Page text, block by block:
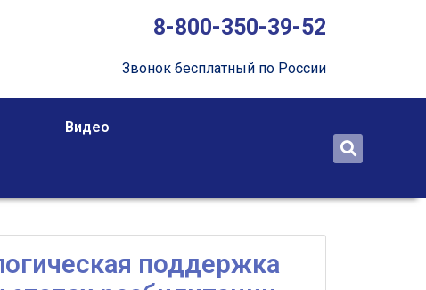
8-800-350-39-52
Звонок бесплатный по России
Видео
поддержка